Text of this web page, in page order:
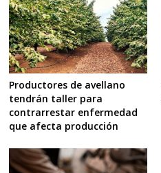
Productores de avellano
tendrán taller para
contrarrestar enfermedad
que afecta producción